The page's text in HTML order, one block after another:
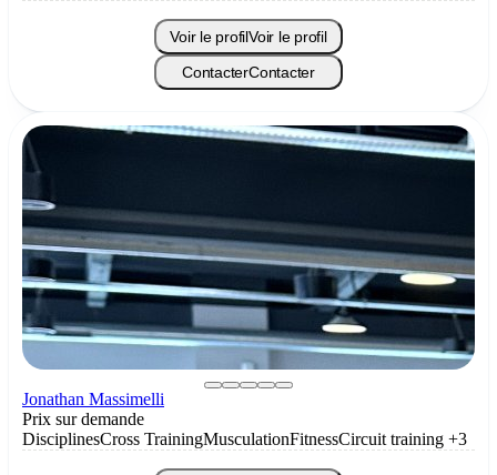
Voir le profilVoir le profil
ContacterContacter
Jonathan Massimelli
Prix sur demande
DisciplinesCross TrainingMusculationFitnessCircuit training +3